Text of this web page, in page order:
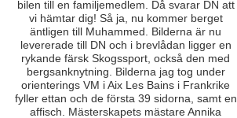
bilen till en familjemedlem. Då svarar DN att
vi hämtar dig! Så ja, nu kommer berget
äntligen till Muhammed. Bilderna är nu
levererade till DN och i brevlådan ligger en
rykande färsk Skogssport, också den med
bergsanknytning. Bilderna jag tog under
orienterings VM i Aix Les Bains i Frankrike
fyller ettan och de första 39 sidorna, samt en
affisch. Mästerskapets mästare Annika